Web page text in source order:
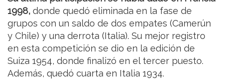
1998, donde quedó eliminada en la fase de
grupos con un saldo de dos empates (Camerún
y Chile) y una derrota (Italia). Su mejor registro
en esta competición se dio en la edición de
Suiza 1954, donde finalizó en el tercer puesto.
Además, quedó cuarta en Italia 1934.